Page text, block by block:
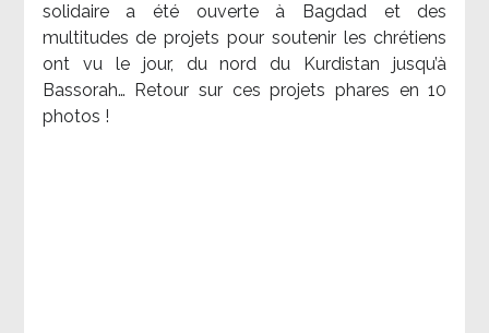
solidaire a été ouverte à Bagdad et des
multitudes de projets pour soutenir les chrétiens
ont vu le jour, du nord du Kurdistan jusqu’à
Bassorah… Retour sur ces projets phares en 10
photos !